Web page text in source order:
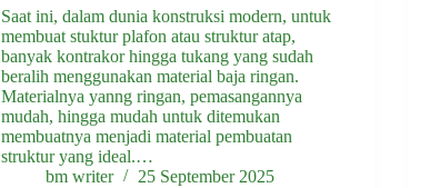
Saat ini, dalam dunia konstruksi modern, untuk
membuat stuktur plafon atau struktur atap,
banyak kontrakor hingga tukang yang sudah
beralih menggunakan material baja ringan.
Materialnya yanng ringan, pemasangannya
mudah, hingga mudah untuk ditemukan
membuatnya menjadi material pembuatan
struktur yang ideal.…
bm writer
25 September 2025